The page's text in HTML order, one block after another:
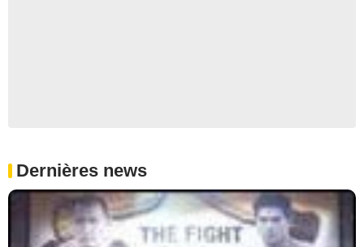
Dernières news